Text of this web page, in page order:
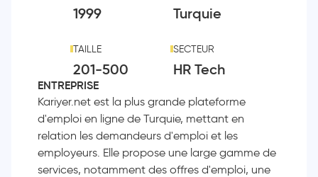
1999 Turquie
TAILLE
201-500
SECTEUR
HR Tech
ENTREPRISE
Kariyer.net est la plus grande plateforme
d'emploi en ligne de Turquie, mettant en
relation les demandeurs d'emploi et les
employeurs. Elle propose une large gamme de
services, notamment des offres d'emploi, une